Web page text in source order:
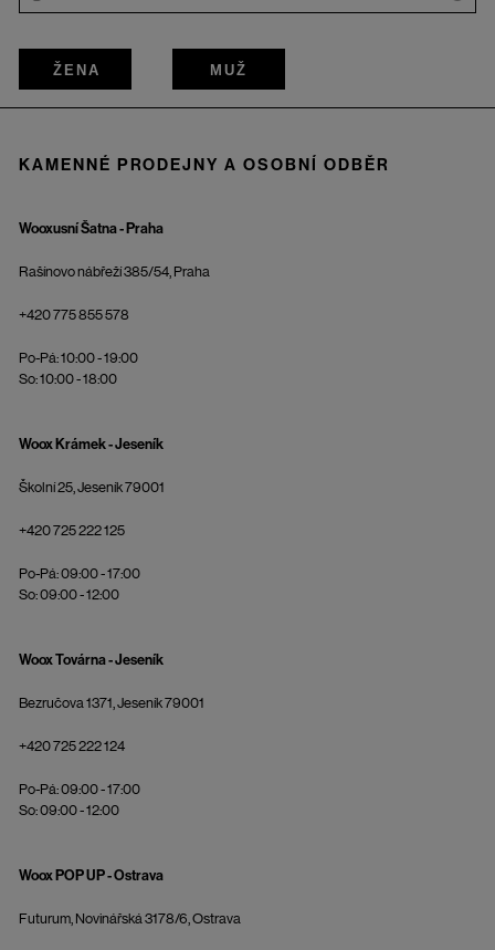
ŽENA MUŽ
KAMENNÉ PRODEJNY A OSOBNÍ ODBĚR
Wooxusní Šatna - Praha
Rašínovo nábřeží 385/54, Praha
+420 775 855 578
Po-Pá: 10:00 - 19:00
So: 10:00 - 18:00
Woox Krámek - Jeseník
Školní 25, Jeseník 79001
+420 725 222 125
Po-Pá: 09:00 - 17:00
So: 09:00 - 12:00
Woox Továrna - Jeseník
Bezručova 1371, Jeseník 79001
+420 725 222 124
Po-Pá: 09:00 - 17:00
So: 09:00 - 12:00
Woox POP UP - Ostrava
Futurum, Novinářská 3178/6, Ostrava